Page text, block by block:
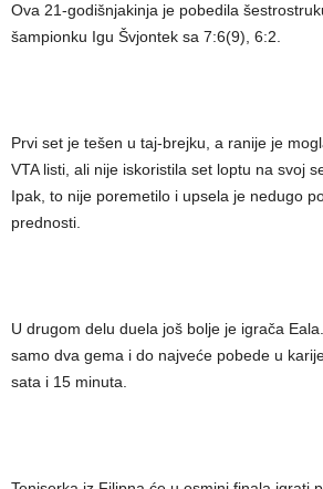
Ova 21-godišnjakinja je pobedila
šampionku Igu Švjontek sa 7:6(9), 6:2.
Prvi set je tešen u taj-brejku, a ranije je
VTA listi, ali nije iskoristila set loptu na svoj
Ipak, to nije poremetilo i upsela je nedugo
prednosti.
U drugom delu duela još bolje je igrača
samo dva gema i do najveće pobede u
sata i 15 minuta.